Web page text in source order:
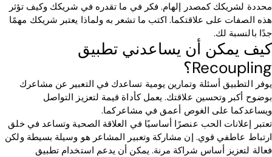
محددة لشريكك كمصدر إلهام. فكر في ما تقدره في شريكك وكيف تؤثر
هذه الصفات على علاقتكما. اكتب ما تشعر به ولماذا يعتبر شريكك مهمًا
جدًا بالنسبة لك.
كيف يمكن أن يساعدني تطبيق
Recoupling؟
يوفر التطبيق أسئلة وتمارين يومية تساعدك في التعبير عن مشاعرك
بوضوح أكبر وتحسين علاقتك. يعمل كأداة قيمة لتعزيز التواصل
ويساعدكما على الغوص أعمق في مشاعركما.
تعتبر إعلانات الحب عنصرًا أساسيًا في العلاقة الصحية وتساعد في خلق
ارتباط عاطفي قوي. إن مشاركة وتعبير المشاعر هو وسيلة بسيطة ولكن
فعالة لتعزيز أساس شراكة مرنة. يمكن أن يدعم استخدام تطبيق